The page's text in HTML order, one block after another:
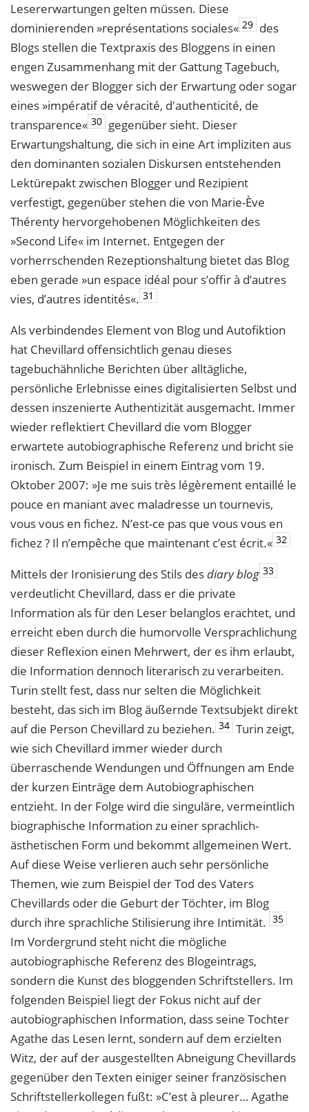
Lesererwartungen gelten müssen. Diese
dominierenden »représentations sociales« 29 des
Blogs stellen die Textpraxis des Bloggens in einen
engen Zusammenhang mit der Gattung Tagebuch,
weswegen der Blogger sich der Erwartung oder sogar
eines »impératif de véracité, d'authenticité, de
transparence« 30 gegenüber sieht. Dieser
Erwartungshaltung, die sich in eine Art impliziten aus
den dominanten sozialen Diskursen entstehenden
Lektürepakt zwischen Blogger und Rezipient
verfestigt, gegenüber stehen die von Marie-Ève
Thérenty hervorgehobenen Möglichkeiten des
»Second Life« im Internet. Entgegen der
vorherrschenden Rezeptionshaltung bietet das Blog
eben gerade »un espace idéal pour s’offir à d’autres
vies, d’autres identités«. 31
Als verbindendes Element von Blog und Autofiktion
hat Chevillard offensichtlich genau dieses
tagebuchähnliche Berichten über alltägliche,
persönliche Erlebnisse eines digitalisierten Selbst und
dessen inszenierte Authentizität ausgemacht. Immer
wieder reflektiert Chevillard die vom Blogger
erwartete autobiographische Referenz und bricht sie
ironisch. Zum Beispiel in einem Eintrag vom 19.
Oktober 2007: »Je me suis très légèrement entaillé le
pouce en maniant avec maladresse un tournevis,
vous vous en fichez. N’est-ce pas que vous vous en
fichez ? Il n’empêche que maintenant c’est écrit.« 32
Mittels der Ironisierung des Stils desdiary blog 33
verdeutlicht Chevillard, dass er die private
Information als für den Leser belanglos erachtet, und
erreicht eben durch die humorvolle Versprachlichung
dieser Reflexion einen Mehrwert, der es ihm erlaubt,
die Information dennoch literarisch zu verarbeiten.
Turin stellt fest, dass nur selten die Möglichkeit
besteht, das sich im Blog äußernde Textsubjekt direkt
auf die Person Chevillard zu beziehen. 34 Turin zeigt,
wie sich Chevillard immer wieder durch
überraschende Wendungen und Öffnungen am Ende
der kurzen Einträge dem Autobiographischen
entzieht. In der Folge wird die singuläre, vermeintlich
biographische Information zu einer sprachlich-
ästhetischen Form und bekommt allgemeinen Wert.
Auf diese Weise verlieren auch sehr persönliche
Themen, wie zum Beispiel der Tod des Vaters
Chevillards oder die Geburt der Töchter, im Blog
durch ihre sprachliche Stilisierung ihre Intimität. 35
Im Vordergrund steht nicht die mögliche
autobiographische Referenz des Blogeintrags,
sondern die Kunst des bloggenden Schriftstellers. Im
folgenden Beispiel liegt der Fokus nicht auf der
autobiographischen Information, dass seine Tochter
Agathe das Lesen lernt, sondern auf dem erzielten
Witz, der auf der ausgestellten Abneigung Chevillards
gegenüber den Texten einiger seiner französischen
Schriftstellerkollegen fußt: »C’est à pleurer… Agathe